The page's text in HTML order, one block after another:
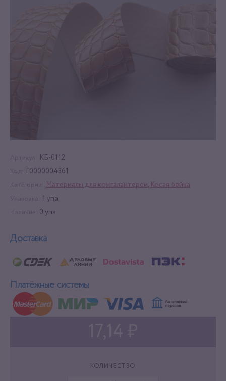
КБ-0112
Г0000004361
Материалы для кожгалантереи, Косая бейка
1 упа
0 упа
Доставка
Платёжные системы
КОЛИЧЕСТВО